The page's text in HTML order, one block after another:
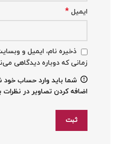
ایمیل *
ذخیره نام، ایمیل و
زمانی که دوباره دیدگاهی
شما باید وارد حساب خود
اضافه کردن تصاویر در نظرات